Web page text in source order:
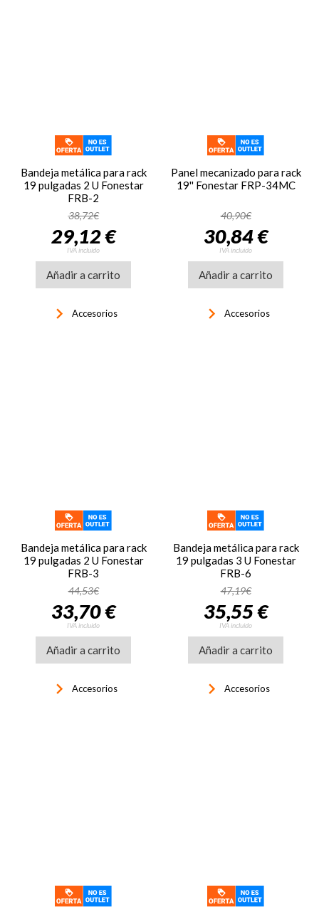
Bandeja metálica para rack
19 pulgadas 2 U Fonestar
FRB-2
38,72€
29,12 €
IVA incluido
Añadir a carrito
keyboard_arrow_right Accesorios
Panel mecanizado para rack
19'' Fonestar FRP-34MC
40,90€
30,84 €
IVA incluido
Añadir a carrito
keyboard_arrow_right Accesorios
Bandeja metálica para rack
19 pulgadas 2 U Fonestar
FRB-3
44,53€
33,70 €
IVA incluido
Añadir a carrito
keyboard_arrow_right Accesorios
Bandeja metálica para rack
19 pulgadas 3 U Fonestar
FRB-6
47,19€
35,55 €
IVA incluido
Añadir a carrito
keyboard_arrow_right Accesorios